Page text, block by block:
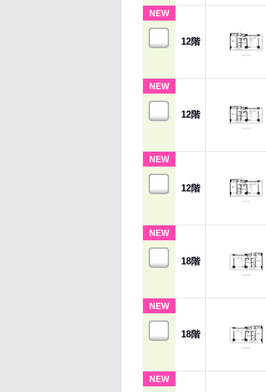
NEW
12階
NEW
12階
NEW
12階
NEW
18階
NEW
18階
NEW